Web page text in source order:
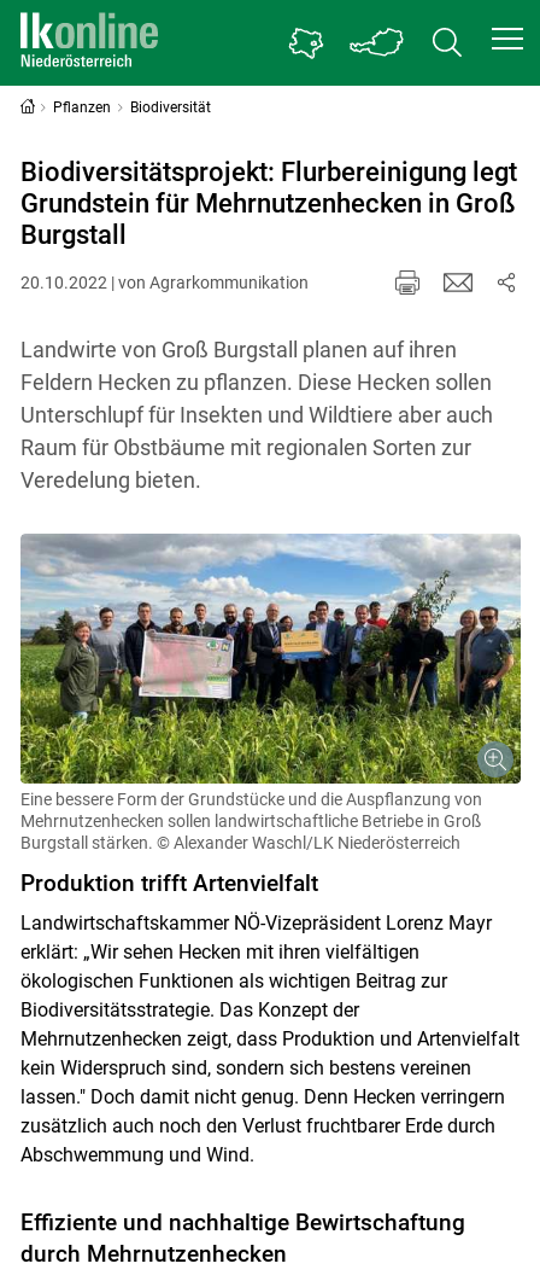
Skip to main content
Pflanzen Biodiversität
Biodiversitätsprojekt: Flurbereinigung legt
Grundstein für Mehrnutzenhecken in Groß
Burgstall
20.10.2022 | von Agrarkommunikation
Landwirte von Groß Burgstall planen auf ihren
Feldern Hecken zu pflanzen. Diese Hecken sollen
Unterschlupf für Insekten und Wildtiere aber auch
Raum für Obstbäume mit regionalen Sorten zur
Veredelung bieten.
Eine bessere Form der Grundstücke und die Auspflanzung von
Mehrnutzenhecken sollen landwirtschaftliche Betriebe in Groß
Burgstall stärken. © Alexander Waschl/LK Niederösterreich
Produktion trifft Artenvielfalt
Landwirtschaftskammer NÖ-Vizepräsident Lorenz Mayr
erklärt: „Wir sehen Hecken mit ihren vielfältigen
ökologischen Funktionen als wichtigen Beitrag zur
Biodiversitätsstrategie. Das Konzept der
Mehrnutzenhecken zeigt, dass Produktion und Artenvielfalt
kein Widerspruch sind, sondern sich bestens vereinen
lassen." Doch damit nicht genug. Denn Hecken verringern
zusätzlich auch noch den Verlust fruchtbarer Erde durch
Abschwemmung und Wind.
Effiziente und nachhaltige Bewirtschaftung
durch Mehrnutzenhecken